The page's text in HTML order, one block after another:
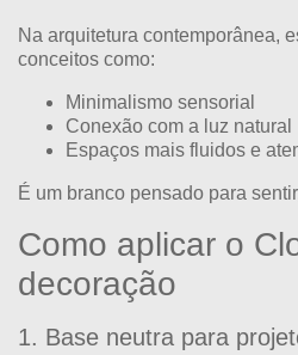
Na arquitetura contemporânea,
conceitos como:
Minimalismo sensorial
Conexão com a luz natural
Espaços mais fluidos e
É um branco pensado para
Como aplicar o
decoração
1. Base neutra para